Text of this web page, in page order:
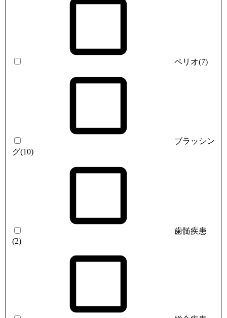
ペリオ(7)
ブラッシン
グ(10)
歯髄疾患
(2)